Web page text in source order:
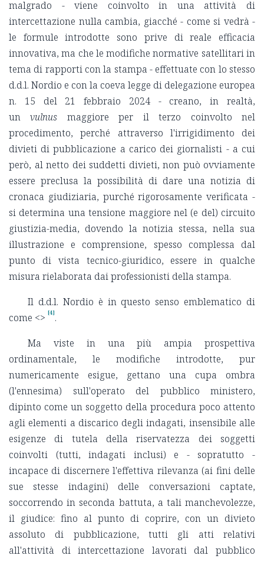
malgrado - viene coinvolto in una attività di
intercettazione nulla cambia, giacché - come si vedrà -
le formule introdotte sono prive di reale efficacia
innovativa, ma che le modifiche normative satellitari in
tema di rapporti con la stampa - effettuate con lo stesso
d.d.l. Nordio e con la coeva legge di delegazione europea
n. 15 del 21 febbraio 2024 - creano, in realtà,
unvulnus maggiore per il terzo coinvolto nel
procedimento, perché attraverso l'irrigidimento dei
divieti di pubblicazione a carico dei giornalisti - a cui
però, al netto dei suddetti divieti, non può ovviamente
essere preclusa la possibilità di dare una notizia di
cronaca giudiziaria, purché rigorosamente verificata -
si determina una tensione maggiore nel (e del) circuito
giustizia-media, dovendo la notizia stessa, nella sua
illustrazione e comprensione, spesso complessa dal
punto di vista tecnico-giuridico, essere in qualche
misura rielaborata dai professionisti della stampa.
Il d.d.l. Nordio è in questo senso emblematico di
come <> [4].
Ma viste in una più ampia prospettiva
ordinamentale, le modifiche introdotte, pur
numericamente esigue, gettano una cupa ombra
(l'ennesima) sull'operato del pubblico ministero,
dipinto come un soggetto della procedura poco attento
agli elementi a discarico degli indagati, insensibile alle
esigenze di tutela della riservatezza dei soggetti
coinvolti (tutti, indagati inclusi) e - sopratutto -
incapace di discernere l'effettiva rilevanza (ai fini delle
sue stesse indagini) delle conversazioni captate,
soccorrendo in seconda battuta, a tali manchevolezze,
il giudice: fino al punto di coprire, con un divieto
assoluto di pubblicazione, tutti gli atti relativi
all'attività di intercettazione lavorati dal pubblico